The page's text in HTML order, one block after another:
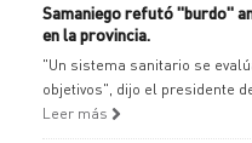
Samaniego refutó "burdo"
en la provincia.
"Un sistema sanitario se
objetivos", dijo el presidente
Leer más